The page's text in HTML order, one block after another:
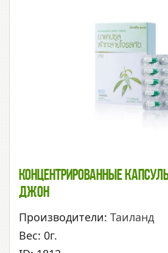
Концентрированные
Джон
Производители: Таиланд
Вес: 0г.